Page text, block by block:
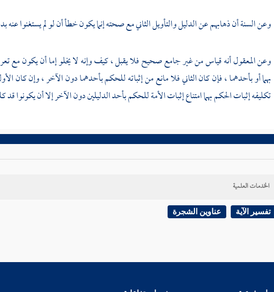
وعن السنة أن ذهابهم عن الدليل والتأويل الثاني مع صحته إنما يكون خطأ أن لو لم يستغنوا عنه
وعن المعقول أنه قياس من غير جامع صحيح فلا يقبل ، كيف وإنه لا يخلو إما أن يكون مع
بهما أو بأحدهما ، فإن كان الثاني فلا مانع من إثباته للحكم بأحدهما دون الآخر ، وإن كان
تكليفه إثبات الحكم بهما امتناع إثبات الأمة للحكم بأحد الدليلين دون الآخر إلا أن يكونوا
الخدمات العلمية
تفسير الآية عناوين الشجرة